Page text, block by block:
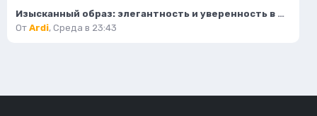
Изысканный образ: элегантность и уверенность в деталях. Нейросеть Flux.1
От Ardi, Среда в 23:43